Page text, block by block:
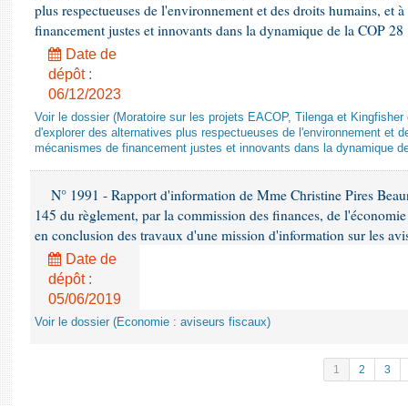
plus respectueuses de l'environnement et des droits humains, et
financement justes et innovants dans la dynamique de la COP 28
Date de
dépôt :
06/12/2023
Voir le dossier (Moratoire sur les projets EACOP, Tilenga et
d'explorer des alternatives plus respectueuses de l'environnement et
mécanismes de financement justes et innovants dans la dynamique
N° 1991 - Rapport d'information de Mme Christine Pires
145 du règlement, par la commission des finances, de
en conclusion des travaux d'une mission d'information sur les
Date de
dépôt :
05/06/2019
Voir le dossier (Economie : aviseurs fiscaux)
1 2 3